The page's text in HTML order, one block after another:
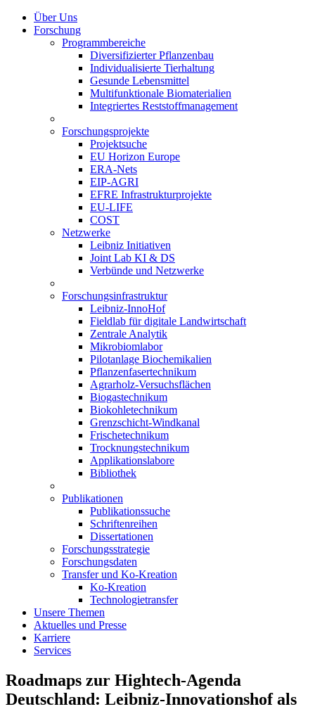
Über Uns
Forschung
Programmbereiche
Diversifizierter Pflanzenbau
Individualisierte Tierhaltung
Gesunde Lebensmittel
Multifunktionale Biomaterialien
Integriertes Reststoffmanagement
Forschungsprojekte
Projektsuche
EU Horizon Europe
ERA-Nets
EIP-AGRI
EFRE Infrastrukturprojekte
EU-LIFE
COST
Netzwerke
Leibniz Initiativen
Joint Lab KI & DS
Verbünde und Netzwerke
Forschungsinfrastruktur
Leibniz-InnoHof
Fieldlab für digitale Landwirtschaft
Zentrale Analytik
Mikrobiomlabor
Pilotanlage Biochemikalien
Pflanzenfasertechnikum
Agrarholz-Versuchsflächen
Biogastechnikum
Biokohletechnikum
Grenzschicht-Windkanal
Frischetechnikum
Trocknungstechnikum
Applikationslabore
Bibliothek
Publikationen
Publikationssuche
Schriftenreihen
Dissertationen
Forschungsstrategie
Forschungsdaten
Transfer und Ko-Kreation
Ko-Kreation
Technologietransfer
Unsere Themen
Aktuelles und Presse
Karriere
Services
Roadmaps zur Hightech-Agenda
Deutschland: Leibniz-Innovationshof als